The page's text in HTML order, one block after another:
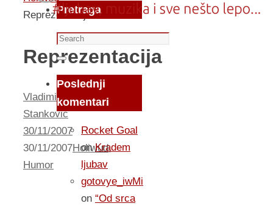
Reprezentacija
Reprezentacija
Vladimir
Stankovic
30/11/2007
30/11/2007Holiwud,
Humor
Pretraga
Search
for:
Search
Poslednji
komentari
Rocket Goal
onKradem
ljubav
gotovye_iwMi
on “Od srca